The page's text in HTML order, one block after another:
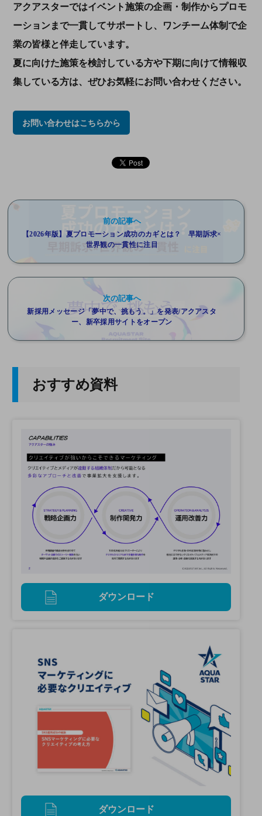
アクアスターではイベント施策の企画・制作からプロモ
ーションまで一貫してサポートし、ワンチーム体制で企
業の皆様と伴走しています。
夏に向けた施策を検討している方や下期に向けて情報収
集している方は、ぜひお気軽にお問い合わせください。
お問い合わせはこちらから
前の記事へ
【2026年版】夏プロモーション成功のカギとは？ 早期訴求×
世界観の一貫性に注目
次の記事へ
新採用メッセージ「夢中で、挑もう。」を発表/アクアスタ
ー、新卒採用サイトをオープン
おすすめ資料
ダウンロード
ダウンロード